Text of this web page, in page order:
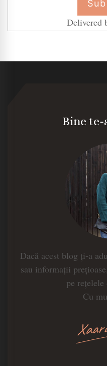
Delivered
Bine
Dacă acest blog ți-a
sau informații
pe
Cu